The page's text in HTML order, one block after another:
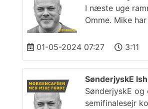
I næste uge
Omme. Mike
01-05-2024 07:27 3:11
SønderjyskE
SønderjyskE
semifinalesejr